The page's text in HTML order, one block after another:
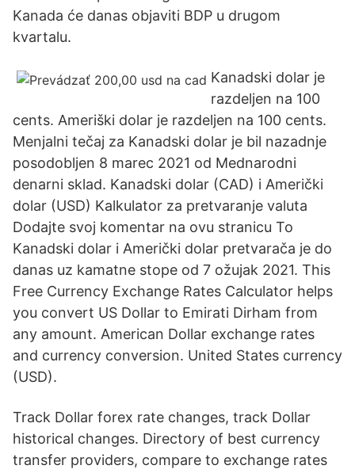
Kanada će danas objaviti BDP u drugom
kvartalu.
Kanadski dolar je
razdeljen na 100
cents. Ameriški dolar je razdeljen na 100 cents.
Menjalni tečaj za Kanadski dolar je bil nazadnje
posodobljen 8 marec 2021 od Mednarodni
denarni sklad. Kanadski dolar (CAD) i Američki
dolar (USD) Kalkulator za pretvaranje valuta
Dodajte svoj komentar na ovu stranicu To
Kanadski dolar i Američki dolar pretvarača je do
danas uz kamatne stope od 7 ožujak 2021. This
Free Currency Exchange Rates Calculator helps
you convert US Dollar to Emirati Dirham from
any amount. American Dollar exchange rates
and currency conversion. United States currency
(USD).
Track Dollar forex rate changes, track Dollar
historical changes. Directory of best currency
transfer providers, compare to exchange rates